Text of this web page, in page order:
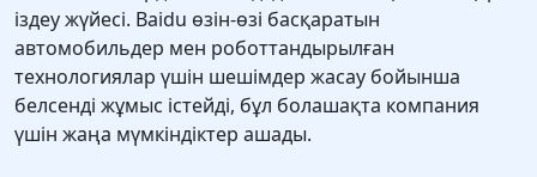
іздеу жүйесі. Baidu өзін-өзі басқаратын
автомобильдер мен роботтандырылған
технологиялар үшін шешімдер жасау бойынша
белсенді жұмыс істейді, бұл болашақта компания
үшін жаңа мүмкіндіктер ашады.